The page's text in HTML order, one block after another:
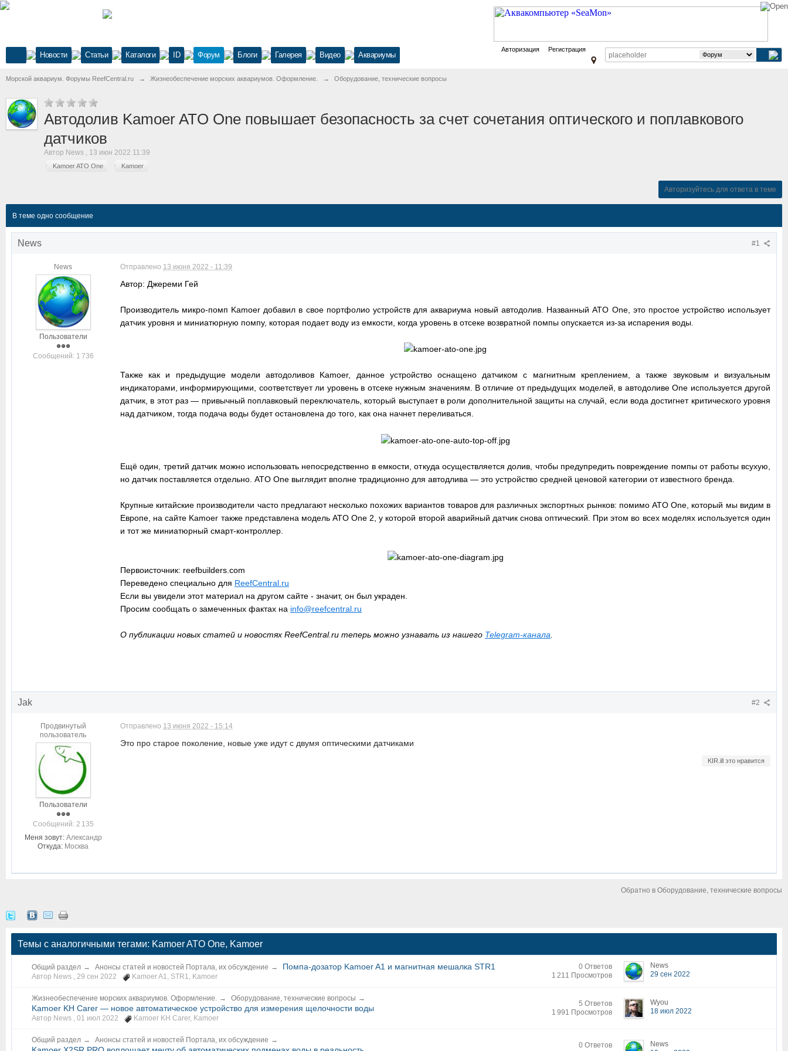
Новости Статьи Каталоги ID Форум Блоги Галерея Видео Аквариумы
Авторизация Регистрация
Морской аквариум. Форумы ReefCentral.ru → Жизнеобеспечение морских аквариумов. Оформление. → Оборудование, технические вопросы
Автодолив Kamoer ATO One повышает безопасность за счет сочетания оптического и поплавкового
датчиков
Автор News , 13 июн 2022 11:39
Kamoer ATO One Kamoer
Авторизуйтесь для ответа в теме
В теме одно сообщение
#1
News
News
Пользователи
Cообщений: 1 736
Отправлено 13 июня 2022 - 11:39
Автор: Джереми Гей
Производитель микро-помп Kamoer добавил в свое портфолио устройств для аквариума новый автодолив. Названный ATO One, это простое устройство использует
датчик уровня и миниатюрную помпу, которая подает воду из емкости, когда уровень в отсеке возвратной помпы опускается из-за испарения воды.
Также как и предыдущие модели автодоливов Kamoer, данное устройство оснащено датчиком с магнитным креплением, а также звуковым и визуальным
индикаторами, информирующими, соответствует ли уровень в отсеке нужным значениям. В отличие от предыдущих моделей, в автодоливе One используется другой
датчик, в этот раз — привычный поплавковый переключатель, который выступает в роли дополнительной защиты на случай, если вода достигнет критического уровня
над датчиком, тогда подача воды будет остановлена до того, как она начнет переливаться.
Ещё один, третий датчик можно использовать непосредственно в емкости, откуда осуществляется долив, чтобы предупредить повреждение помпы от работы всухую,
но датчик поставляется отдельно. ATO One выглядит вполне традиционно для автодлива — это устройство средней ценовой категории от известного бренда.
Крупные китайские производители часто предлагают несколько похожих вариантов товаров для различных экспортных рынков: помимо ATO One, который мы видим в
Европе, на сайте Kamoer также представлена модель ATO One 2, у которой второй аварийный датчик снова оптический. При этом во всех моделях используется один
и тот же миниатюрный смарт-контроллер.
Первоисточник: reefbuilders.com
Переведено специально для ReefCentral.ru
Если вы увидели этот материал на другом сайте - значит, он был украден.
Просим сообщать о замеченных фактах на info@reefcentral.ru
О публикации новых статей и новостях ReefCentral.ru теперь можно узнавать из нашего Telegram-канала
#2
Jak
Продвинутый
пользователь
Пользователи
Cообщений: 2 135
Меня зовут: Александр
Откуда: Москва
Отправлено 13 июня 2022 - 15:14
Это про старое поколение, новые уже идут с двумя оптическими датчиками
KIR.ill это нравится
Обратно в Оборудование, технические вопросы
Темы с аналогичными тегами: Kamoer ATO One, Kamoer
Общий раздел → Анонсы статей и новостей Портала, их обсуждение → Помпа-дозатор Kamoer A1 и магнитная мешалка STR1
Автор News , 29 сен 2022 Kamoer A1, STR1, Kamoer
0 Ответов
1 211 Просмотров
News
29 сен 2022
Жизнеобеспечение морских аквариумов. Оформление. → Оборудование, технические вопросы →
Kamoer KH Carer — новое автоматическое устройство для измерения щелочности воды
Автор News , 01 июл 2022 Kamoer KH Carer, Kamoer
5 Ответов
1 991 Просмотров
Wyou
18 июл 2022
Общий раздел → Анонсы статей и новостей Портала, их обсуждение →
0 Ответов
News